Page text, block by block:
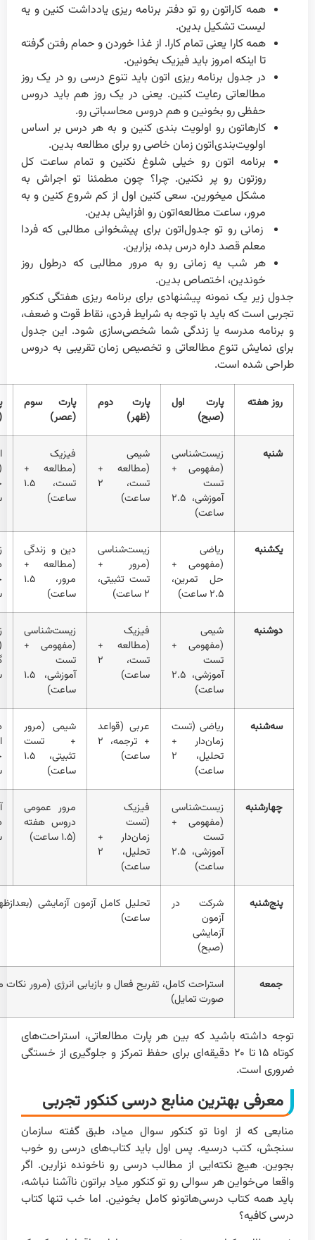
همه کاراتون رو تو دفتر برنامه ریزی یادداشت کنین و یه
لیست تشکیل بدین.
همه کارا یعنی تمام کارا. از غذا خوردن و حمام رفتن گرفته
تا اینکه امروز باید فیزیک بخونین.
در جدول برنامه ریزی اتون باید تنوع درسی رو در یک روز
مطالعاتی رعایت کنین. یعنی در یک روز هم باید دروس
حفظی رو بخونین و هم دروس محاسباتی رو.
کارهاتون رو اولویت بندی کنین و به هر درس بر اساس
اولویت‌بندی‌اتون زمان خاصی رو برای مطالعه بدین.
برنامه اتون رو خیلی شلوغ نکنین و تمام ساعت کل
روزتون رو پر نکنین. چرا؟ چون مطمئنا تو اجراش به
مشکل میخورین. سعی کنین اول از کم شروع کنین و به
مرور، ساعت مطالعه‌اتون رو افزایش بدین.
زمانی رو تو جدول‌اتون برای پیشخوانی مطالبی که فردا
معلم قصد داره درس بده، بزارین.
هر شب یه زمانی رو به مرور مطالبی که درطول روز
خوندین، اختصاص بدین.
جدول زیر یک نمونه پیشنهادی برای برنامه ریزی هفتگی کنکور
تجربی است که باید با توجه به شرایط فردی، نقاط قوت و ضعف،
و برنامه مدرسه یا زندگی شما شخصی‌سازی شود. این جدول
برای نمایش تنوع مطالعاتی و تخصیص زمان تقریبی به دروس
طراحی شده است.
روز هفته
پارت اول
(صبح)
پارت دوم
(ظهر)
پارت سوم
(عصر)
شنبه
زیست‌شناسی
(مفهومی +
تست
آموزشی، ۲.۵
ساعت)
شیمی
(مطالعه +
تست، ۲
ساعت)
فیزیک
(مطالعه +
تست، ۱.۵
ساعت)
یکشنبه
ریاضی
(مفهومی +
حل تمرین،
۲.۵ ساعت)
زیست‌شناسی
(مرور +
تست تثبیتی،
۲ ساعت)
دین و زندگی
(مطالعه +
مرور، ۱.۵
ساعت)
دوشنبه
شیمی
(مفهومی +
تست
آموزشی، ۲.۵
ساعت)
فیزیک
(مطالعه +
تست، ۲
ساعت)
زیست‌شناسی
(مفهومی +
تست
آموزشی، ۱.۵
ساعت)
سه‌شنبه
ریاضی (تست
زمان‌دار +
تحلیل، ۲
ساعت)
عربی (قواعد
+ ترجمه، ۲
ساعت)
شیمی (مرور
+ تست
تثبیتی، ۱.۵
ساعت)
چهارشنبه
زیست‌شناسی
(مفهومی +
تست
آموزشی، ۲.۵
ساعت)
فیزیک
(تست
زمان‌دار +
تحلیل، ۲
ساعت)
مرور عمومی
دروس هفته
(۱.۵ ساعت)
پنج‌شنبه
شرکت در
آزمون
آزمایشی
(صبح)
ساعت)
جمعه
استراحت کامل، تفریح فعال و بازیابی انرژی (مرور
صورت تمایل)
توجه داشته باشید که بین هر پارت مطالعاتی، استراحت‌های
کوتاه ۱۵ تا ۲۰ دقیقه‌ای برای حفظ تمرکز و جلوگیری از خستگی
ضروری است.
معرفی بهترین منابع درسی کنکور تجربی
منابعی که از اونا تو کنکور سوال میاد، طبق گفته سازمان
سنجش، کتب درسیه. پس اول باید کتاب‌های درسی رو خوب
بجوین. هیچ نکته‌ایی از مطالب درسی رو ناخونده نزارین. اگر
واقعا می‌خواین هر سوالی رو تو کنکور میاد براتون ناآشنا نباشه،
باید همه کتاب درسی‌هاتونو کامل بخونین. اما خب تنها کتاب
درسی کافیه؟